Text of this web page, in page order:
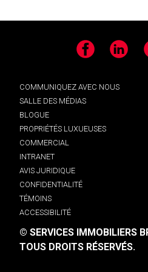
Facebook LinkedIn
COMMUNIQUEZ AVEC NOUS
SALLE DES MÉDIAS
BLOGUE
PROPRIÉTÉS LUXUEUSES
COMMERCIAL
INTRANET
AVIS JURIDIQUE
CONFIDENTIALITÉ
TÉMOINS
ACCESSIBILITÉ
© SERVICES IMMOBILIERS
TOUS DROITS RÉSERVÉS.